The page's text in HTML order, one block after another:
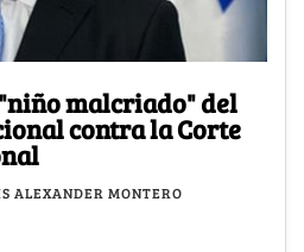
malcriado" del
contra la Corte
ALEXANDER MONTERO